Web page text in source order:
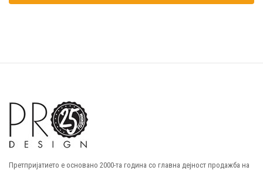
Претпријатието е основано 2000-та година со главна дејност продажба на